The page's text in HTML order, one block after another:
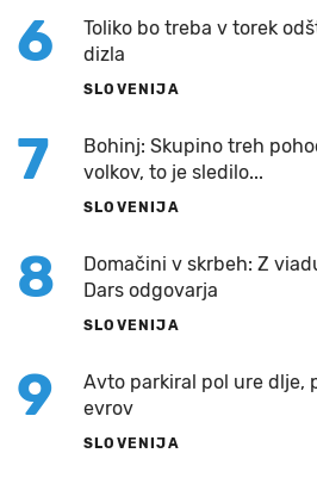
6
Toliko bo treba v torek
dizla
SLOVENIJA
7
Bohinj: Skupino treh
volkov, to je sledilo...
SLOVENIJA
8
Domačini v skrbeh: Z
Dars odgovarja
SLOVENIJA
9
Avto parkiral pol ure dlje,
evrov
SLOVENIJA